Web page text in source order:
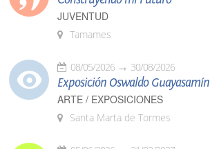
JUVENTUD
Tamames
08/05/2026 30/08/2026
Exposición Oswaldo Guayasamín
ARTE / EXPOSICIONES
Santa Marta de Tormes